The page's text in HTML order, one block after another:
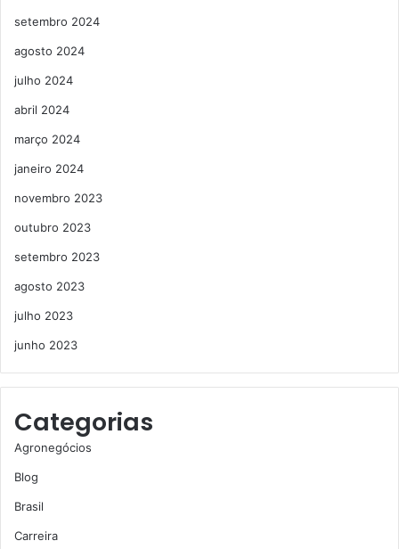
setembro 2024
agosto 2024
julho 2024
abril 2024
março 2024
janeiro 2024
novembro 2023
outubro 2023
setembro 2023
agosto 2023
julho 2023
junho 2023
Categorias
Agronegócios
Blog
Brasil
Carreira